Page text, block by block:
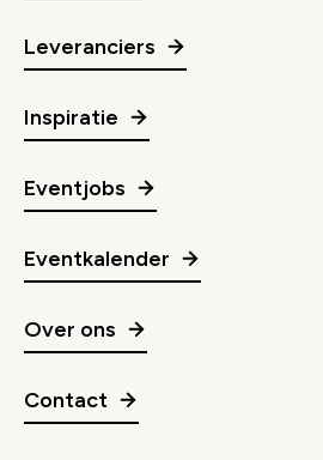
Leveranciers
Inspiratie
Eventjobs
Eventkalender
Over ons
Contact